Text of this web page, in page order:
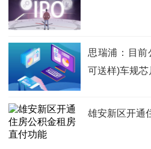
思瑞浦：目前
可送样)车规
雄安新区开通